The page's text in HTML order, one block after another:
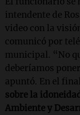
intendente de
video con la
comunicó por
municipal. “No
deberíamos
apuntó. En el
sobre la
Ambiente y